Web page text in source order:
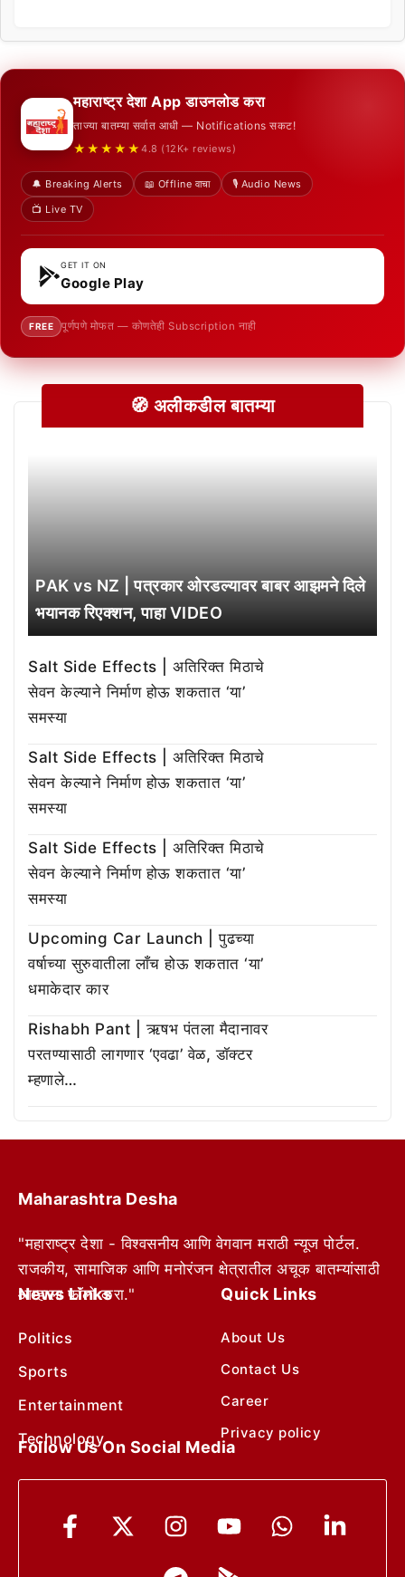
महाराष्ट्र देशा App डाउनलोड करा
ताज्या बातम्या सर्वात आधी — Notifications सकट!
★★★★★ 4.8 (12K+ reviews)
🔔 Breaking Alerts 📖 Offline वाचा
🎙️ Audio News
📺 Live TV
GET IT ON
Google Play
FREE पूर्णपणे मोफत — कोणतेही Subscription नाही
🧭 अलीकडील बातम्या
PAK vs NZ | पत्रकार ओरडल्यावर बाबर आझमने दिले
भयानक रिएक्शन, पाहा VIDEO
Salt Side Effects | अतिरिक्त मिठाचे
सेवन केल्याने निर्माण होऊ शकतात ‘या’
समस्या
Salt Side Effects | अतिरिक्त मिठाचे
सेवन केल्याने निर्माण होऊ शकतात ‘या’
समस्या
Salt Side Effects | अतिरिक्त मिठाचे
सेवन केल्याने निर्माण होऊ शकतात ‘या’
समस्या
Upcoming Car Launch | पुढच्या
वर्षाच्या सुरुवातीला लाँच होऊ शकतात ‘या’
धमाकेदार कार
Rishabh Pant | ऋषभ पंतला मैदानावर
परतण्यासाठी लागणार ‘एवढा’ वेळ, डॉक्टर
म्हणाले…
Maharashtra Desha
"महाराष्ट्र देशा - विश्वसनीय आणि वेगवान मराठी न्यूज पोर्टल.
राजकीय, सामाजिक आणि मनोरंजन क्षेत्रातील अचूक बातम्यांसाठी
आम्हाला फॉलो करा."
News Links
Politics
Sports
Entertainment
Technology
Quick Links
About Us
Contact Us
Career
Privacy policy
Follow Us On Social Media